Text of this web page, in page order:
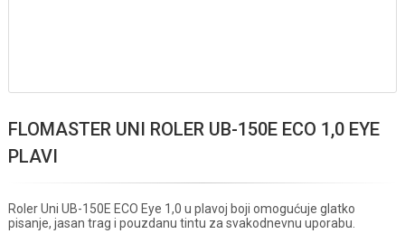
FLOMASTER UNI ROLER UB-150E ECO 1,0 EYE
PLAVI
Roler Uni UB-150E ECO Eye 1,0 u plavoj boji omogućuje glatko
pisanje, jasan trag i pouzdanu tintu za svakodnevnu uporabu.